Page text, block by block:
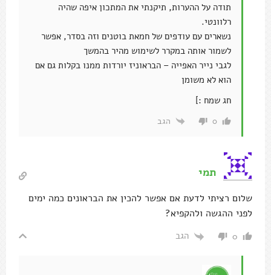
תודה על ההערות, תיקנתי את המתכון איפה שהיה
רלוונטי.
נשארים עם עודפים של חמאת בוטנים וזה בסדר, אפשר
לשמור אותה במקרר לשימוש מהיר בהמשך
לגבי נייר האפייה – הבראוניז יורדות ממנו בקלות גם אם
הוא לא משומן
חג שמח :]
0 הגב
תמי
שלום רציתי לדעת אם אפשר להכין את הבראונים כמה ימים
לפני ההגשה ולהקפיא?
0 הגב